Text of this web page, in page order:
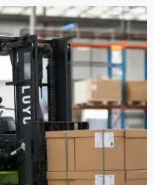
previene el desgaste
sino que también
agrícola durante años
campo.